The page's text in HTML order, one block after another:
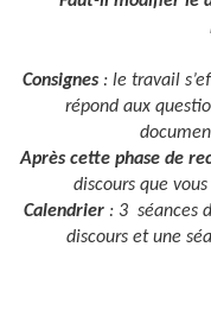
Consignes: le travail
répond aux
Après cette phase de
discours que
Calendrier: 3 séances
discours et une